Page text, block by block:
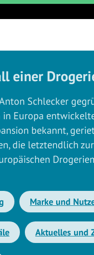
einer
Schlecker
Europa
bekannt,
die letztendlich
Marke und
Aktuelles und